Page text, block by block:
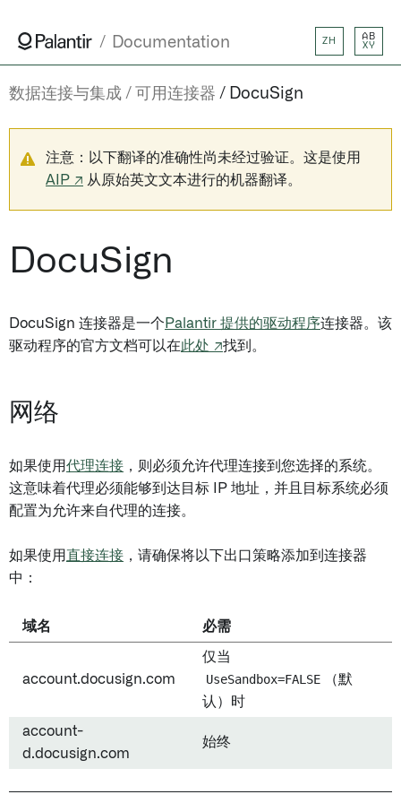
Documentation ZH
AB
XY
数据连接与集成 可用连接器 DocuSign
注意：以下翻译的准确性尚未经过验证。这是使用
AIP ↗ 从原始英文文本进行的机器翻译。
DocuSign
DocuSign 连接器是一个 Palantir 提供的驱动程序连接器。该
驱动程序的官方文档可以在此处 ↗找到。
网络
如果使用代理连接 ，则必须允许代理连接到您选择的系统。
这意味着代理必须能够到达目标 IP 地址，并且目标系统必须
配置为允许来自代理的连接。
如果使用 直接连接 ，请确保将以下出口策略添加到连接器
中：
域名 必需
account.docusign.com
仅当
UseSandbox=FALSE
（默
认）时
account-
d.docusign.com
始终